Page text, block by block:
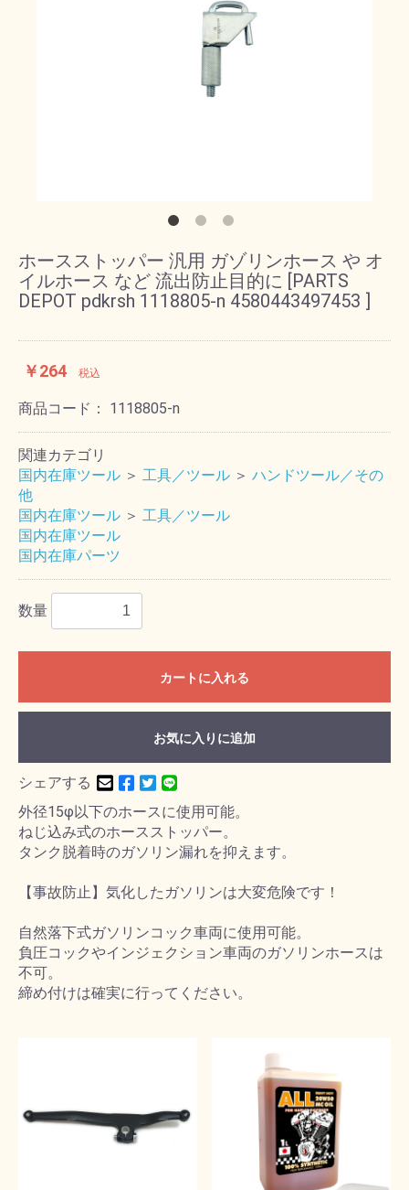
ホースストッパー 汎用 ガゾリンホース や オ
イルホース など 流出防止目的に [PARTS
DEPOT pdkrsh 1118805-n 4580443497453 ]
￥264 税込
商品コード： 1118805-n
関連カテゴリ
国内在庫ツール ＞ 工具／ツール ＞ ハンドツール／その
他
国内在庫ツール ＞ 工具／ツール
国内在庫ツール
国内在庫パーツ
数量
カートに入れる
お気に入りに追加
シェアする
外径15φ以下のホースに使用可能。
ねじ込み式のホースストッパー。
タンク脱着時のガソリン漏れを抑えます。
【事故防止】気化したガソリンは大変危険です！
自然落下式ガソリンコック車両に使用可能。
負圧コックやインジェクション車両のガソリンホースは
不可。
締め付けは確実に行ってください。